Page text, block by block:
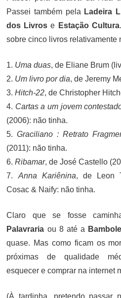
Passei também pela Ladeira
dos Livros e Estação Cultura
sobre cinco livros relativamente
1. Uma duas, de Eliane Brum
2. Um livro por dia, de Jeremy
3.Hitch-22, de Christopher
4. Cartas a um jovem
(2006): não tinha.
5.Graciliano : Retrato
(2011): não tinha.
6.Ribamar, de José Castello
7. Anna Kariênina, de Leon
Cosac & Naify: não tinha.
Claro que se fosse
Palavraria ou 8 até a
quase. Mas como ficam os
próximas de qualidade
esquecer e comprar na internet
(À tardinha, pretendo passar